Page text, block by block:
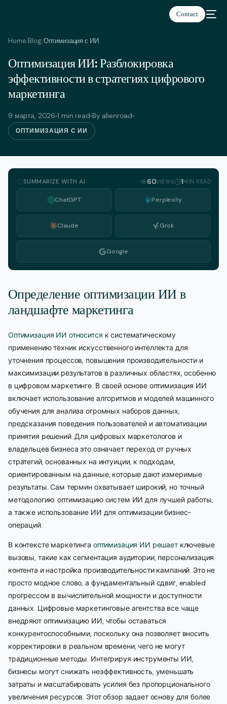
Contact
Home/Blog/Оптимизация с ИИ
Оптимизация ИИ: Разблокировка
эффективности в стратегиях цифрового
маркетинга
9 марта, 2026 1 min read By alienroad
ОПТИМИЗАЦИЯ С ИИ
SUMMARIZE WITH AI 60VIEWS 1MIN READ
ChatGPT Perplexity
Claude Grok
Google
Определение оптимизации ИИ в
ландшафте маркетинга
Оптимизация ИИ относится к систематическому
применению техник искусственного интеллекта для
уточнения процессов, повышения производительности и
максимизации результатов в различных областях, особенно
в цифровом маркетинге. В своей основе оптимизация ИИ
включает использование алгоритмов и моделей машинного
обучения для анализа огромных наборов данных,
предсказания поведения пользователей и автоматизации
принятия решений. Для цифровых маркетологов и
владельцев бизнеса это означает переход от ручных
стратегий, основанных на интуиции, к подходам,
ориентированным на данные, которые дают измеримые
результаты. Сам термин охватывает широкий, но точный
методологию: оптимизацию систем ИИ для лучшей работы,
а также использование ИИ для оптимизации бизнес-
операций.
В контексте маркетинга оптимизация ИИ решаетключевые
вызовы, такие как сегментация аудитории, персонализация
контента и настройка производительности кампаний. Это не
просто модное слово, а фундаментальный сдвиг, enabled
прогрессом в вычислительной мощности и доступности
данных. Цифровые маркетинговые агентства все чаще
внедряют оптимизацию ИИ, чтобы оставаться
конкурентоспособными, поскольку она позволяет вносить
корректировки в реальном времени, чего не могут
традиционные методы. Интегрируя инструменты ИИ,
бизнесы могут снижать неэффективность, уменьшать
затраты и масштабировать усилия без пропорционального
увеличения ресурсов. Этот обзор задает основу для более
Русский